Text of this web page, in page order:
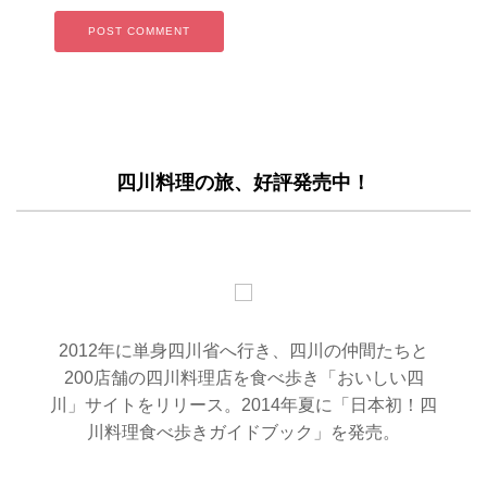
四川料理の旅、好評発売中！
2012年に単身四川省へ行き、四川の仲間たちと
200店舗の四川料理店を食べ歩き「おいしい四
川」サイトをリリース。2014年夏に「日本初！四
川料理食べ歩きガイドブック」を発売。